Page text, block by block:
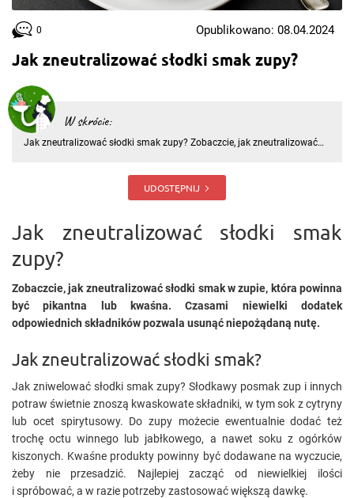
Jak zneutralizować słodki smak zupy?
W skrócie:
Jak zneutralizować słodki smak zupy? Zobaczcie, jak zneutralizować
niepożądaną nutę. Jak zneutralizować słodki smak? Jak zniwel
UDOSTĘPNIJ
0 Opublikowano: 08.04.2024
Jak zneutralizować słodki smak
zupy?
Zobaczcie, jak zneutralizować słodki smak w zupie, która powinna
być pikantna lub kwaśna. Czasami niewielki dodatek
odpowiednich składników pozwala usunąć niepożądaną nutę.
Jak zneutralizować słodki smak?
Jak zniwelować słodki smak zupy? Słodkawy posmak zup i innych
potraw świetnie znoszą kwaskowate składniki, w tym sok z cytryny
lub ocet spirytusowy. Do zupy możecie ewentualnie dodać też
trochę octu winnego lub jabłkowego, a nawet soku z ogórków
kiszonych. Kwaśne produkty powinny być dodawane na wyczucie,
żeby nie przesadzić. Najlepiej zacząć od niewielkiej ilości
i spróbować, a w razie potrzeby zastosować większą dawkę.